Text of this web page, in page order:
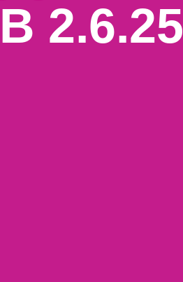
2.6.25